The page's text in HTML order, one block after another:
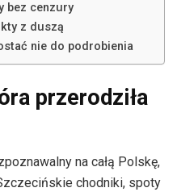
bez cenzury
z duszą
nie do podrobienia
przerodziła
na całą Polskę,
chodniki, spoty